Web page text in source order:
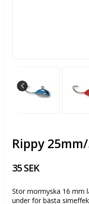
Rippy
35 SEK
Stor mormyska 16 mm
under för bästa